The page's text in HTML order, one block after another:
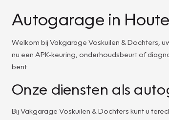
Autogarage in
Welkom bij Vakgarage Voskuilen & Dochters,
nu een APK-keuring, onderhoudsbeurt of
bent.
Onze diensten als
Bij Vakgarage Voskuilen & Dochters kunt u